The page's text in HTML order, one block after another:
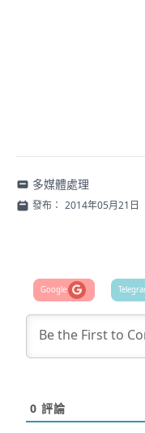
多媒體處理
發布： 2014年05月21日
0 評論